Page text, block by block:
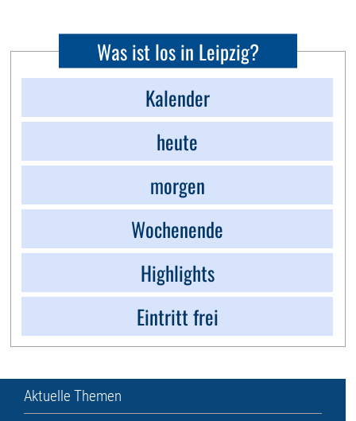
Was ist los in Leipzig?
Kalender
heute
morgen
Wochenende
Highlights
Eintritt frei
Aktuelle Themen